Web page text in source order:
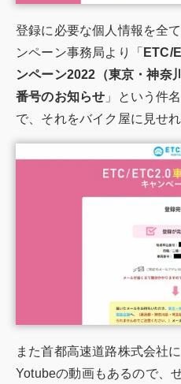
登録に必要な個人情報を全
ンペーン事務局より「 ETC/
ンペーン2022（東京・神奈
番号のお知らせ 」という件
で、それをバイク屋に見せれ
また首都高速道路株式会社
Yotubeの動画もあるので、